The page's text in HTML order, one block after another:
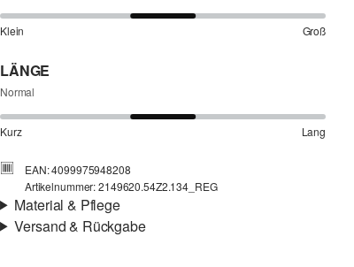
Klein Groß
LÄNGE
Normal
Kurz Lang
EAN: 4099975948208
Artikelnummer: 2149620.54Z2.134_REG
Material & Pflege
Versand & Rückgabe